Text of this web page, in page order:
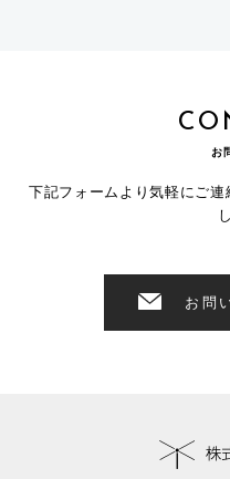
お
下記フォームより気軽にご
お問